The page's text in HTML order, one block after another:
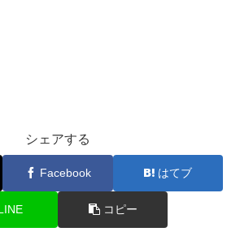
シェアする
Facebook はてブ
コピー